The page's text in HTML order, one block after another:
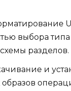
выбора
разделов.
и